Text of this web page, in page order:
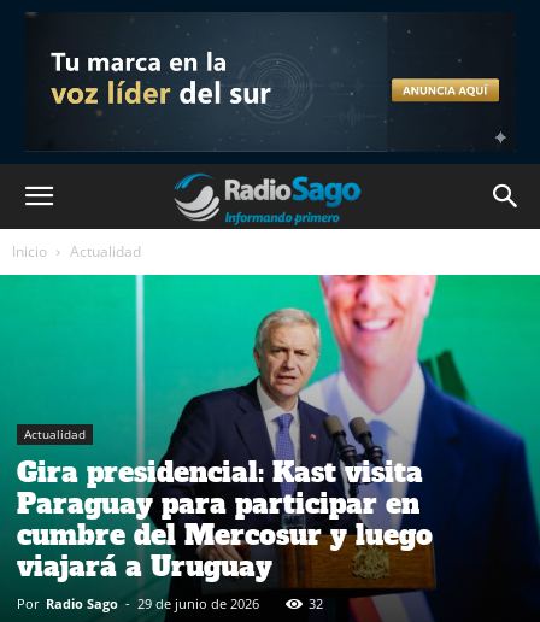
Inicio Actualidad
Actualidad
Gira presidencial: Kast visita
Paraguay para participar en
cumbre del Mercosur y luego
viajará a Uruguay
Por Radio Sago - 29 de junio de 2026 32